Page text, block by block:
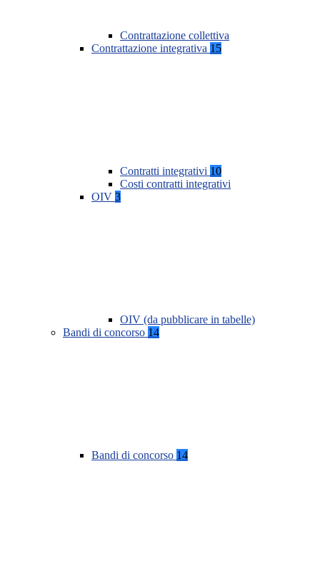
Contrattazione collettiva
Contrattazione integrativa 15
Contratti integrativi 10
Costi contratti integrativi
OIV 3
OIV (da pubblicare in tabelle)
Bandi di concorso 14
Bandi di concorso 14